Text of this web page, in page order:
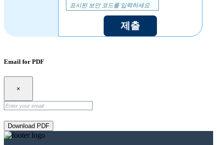
제출
Email for PDF
×
Download PDF